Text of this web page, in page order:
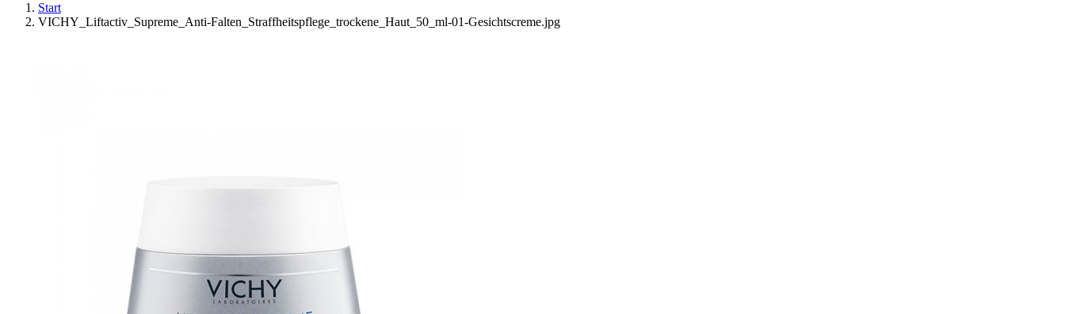
Start
VICHY_Liftactiv_Supreme_Anti-Falten_Straffheitspflege_trockene_Haut_50_ml-01-Gesichtscreme.jpg